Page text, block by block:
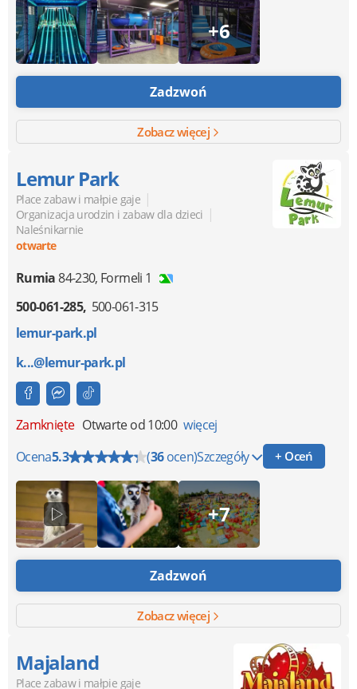
+6
Zadzwoń
Zobacz więcej
Lemur Park
Place zabaw i małpie gaje |
Organizacja urodzin i zabaw dla dzieci |
Naleśnikarnie
otwarte
Rumia84-230, Formeli 1
500-061-285 500-061-315
lemur-park.pl
k...@lemur-park.pl
Zamknięte Otwarte od 10:00 więcej
Ocena5.3 (36ocen)Szczegóły + Oceń
+7
Zadzwoń
Zobacz więcej
Majaland
Place zabaw i małpie gaje